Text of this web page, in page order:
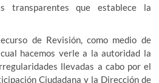
transparentes que establece la
de Revisión, como medio de
hacemos verle a la autoridad la
llevadas a cabo por el
Ciudadana y la Dirección de